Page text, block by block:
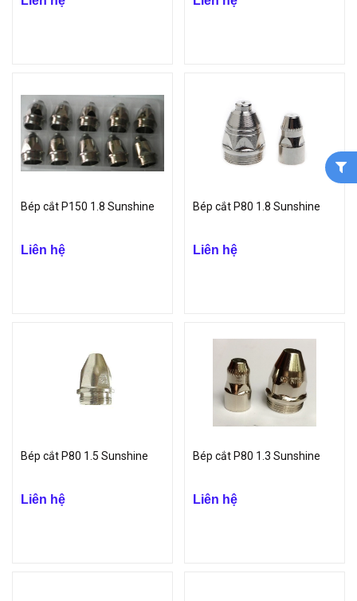
Bép cắt P150 1.8 Sunshine
Liên hệ
Bép cắt P80 1.8 Sunshine
Liên hệ
Bép cắt P80 1.5 Sunshine
Liên hệ
Bép cắt P80 1.3 Sunshine
Liên hệ